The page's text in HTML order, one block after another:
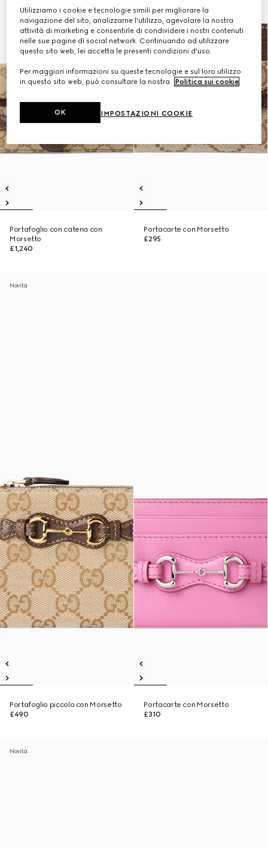
Portafoglio con catena con
Morsetto
£1,240
Portacarte con Morsetto
£295
Novità
Portafoglio piccolo con Morsetto
£490
Portacarte con Morsetto
£310
Novità
Utilizziamo i cookie e tecnologie simili per migliorare la
navigazione del sito, analizzarne l'utilizzo, agevolare la nostra
attività di marketing e consentirle di condividere i nostri contenuti
nelle sue pagine di social network. Continuando ad utilizzare
questo sito web, lei accetta le presenti condizioni d'uso.
Per maggiori informazioni su queste tecnologie e sul loro utilizzo
in questo sito web, può consultare la nostra
Politica sui cookie.
IMPOSTAZIONI COOKIE
OK